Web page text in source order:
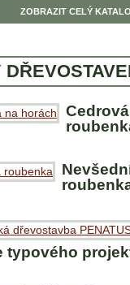
ZOBRAZIT CELÝ
Cedrová
typového